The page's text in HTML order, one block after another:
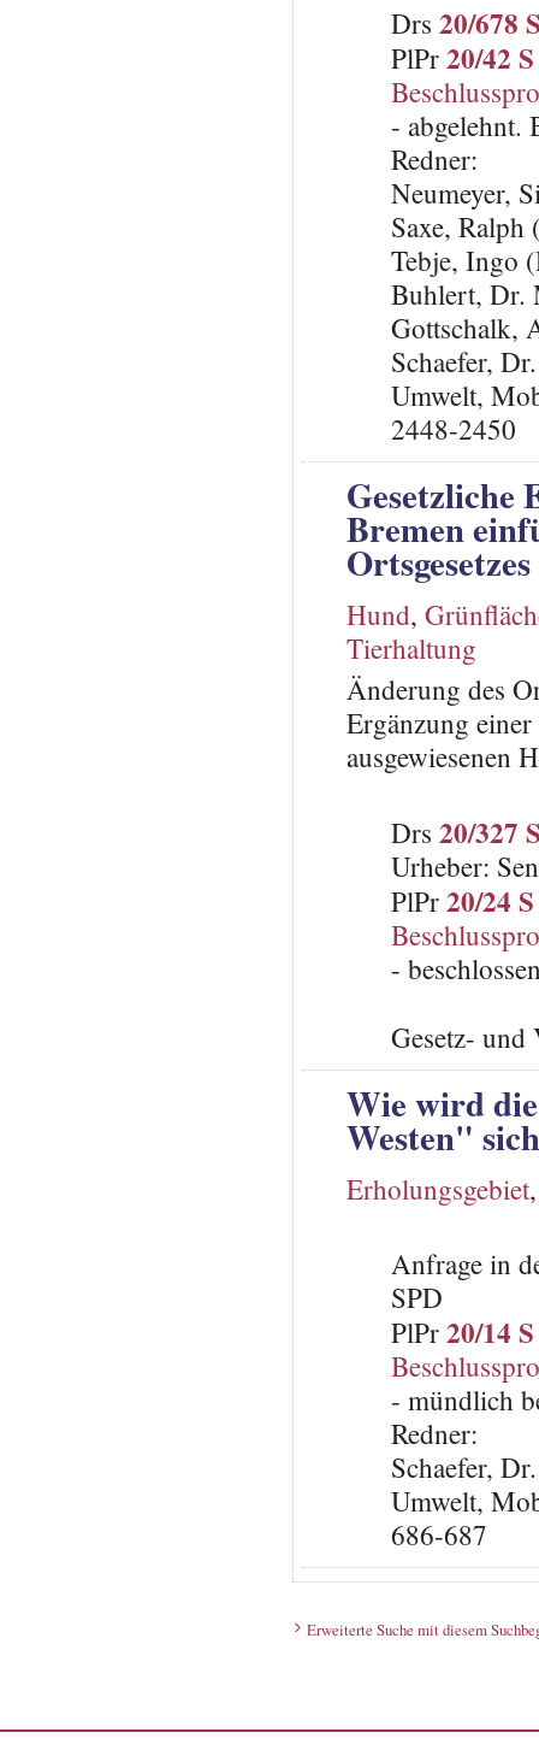
Drs 20/678
PlPr20/42 S
- abgelehnt.
Redner:
Neumeyer,
Saxe,
Tebje, Ingo
Buhlert, Dr.
Gottschalk,
Schaefer,
Umwelt,
2448-2450
Gesetzliche
Bremen
Hund,
Tierhaltung
Änderung des
Ergänzung
ausgewiesenen
Drs 20/327
Urheber:
PlPr20/24 S
-
Gesetz-
Wie wird
Westen"
Erholungsgebiet
Anfrage in
SPD
PlPr20/14 S
- mündlich
Redner:
Schaefer,
Umwelt,
686-687
Erweiterte Suche mit diesem